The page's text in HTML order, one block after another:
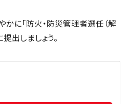
に「防火・防災管理者選任（解
出しましょう。